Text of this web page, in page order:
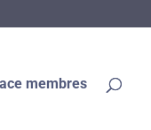
membres